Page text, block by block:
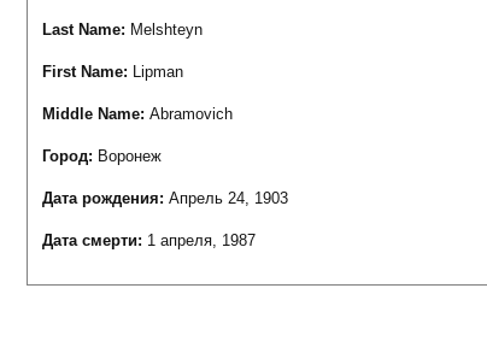
Last Name: Melshteyn
First Name: Lipman
Middle Name: Abramovich
Город: Воронеж
Дата рождения: Апрель 24, 1903
Дата смерти: 1 апреля, 1987